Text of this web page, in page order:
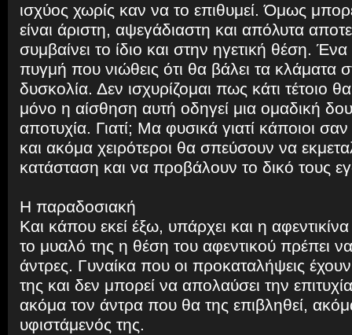
ισχύος χωρίς καν να το επιθυμεί. Όμως
είναι άριστη, αψεγάδιαστη και απόλυτα
συμβαίνει το ίδιο και στην ηγετική θέση.
πυγμή που νιώθεις ότι θα βάλει τα κλάματα
δυσκολία. Δεν ισχυρίζομαι πως κάτι τέτοιο
μόνο η αίσθηση αυτή οδηγεί μια ομαδική
αποτυχία. Γιατί; Μα φυσικά γιατί κάποιοι
και ακόμα χειρότεροι θα σπεύσουν να
κατάσταση και να προβάλουν το δικό τους
Η παραδοσιακή
Και κάπου εκεί έξω, υπάρχει και η
το μυαλό της η θέση του αφεντικού πρέπει να
άντρες. Γυναίκα που οι προκαταλήψεις έχουν
της και δεν μπορεί να απολαύσει την
ακόμα τον άντρα που θα της επιβληθεί,
υφιστάμενός της.